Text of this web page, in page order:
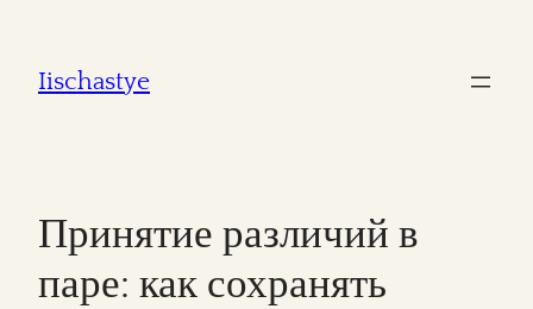
Iischastye
Принятие различий в
паре: как сохранять